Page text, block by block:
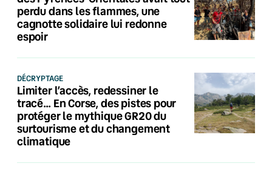
perdu dans les flammes, une
cagnotte solidaire lui redonne
espoir
DÉCRYPTAGE
Limiter l’accès, redessiner le
tracé… En Corse, des pistes pour
protéger le mythique GR20 du
surtourisme et du changement
climatique